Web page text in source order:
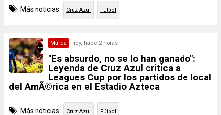
Más noticias: Cruz Azul Fútbol
Marca hoy, hace 2 horas
"Es absurdo, no se lo han ganado":
Leyenda de Cruz Azul critica a
Leagues Cup por los partidos de local
del AmÃ©rica en el Estadio Azteca
Más noticias: Cruz Azul Fútbol